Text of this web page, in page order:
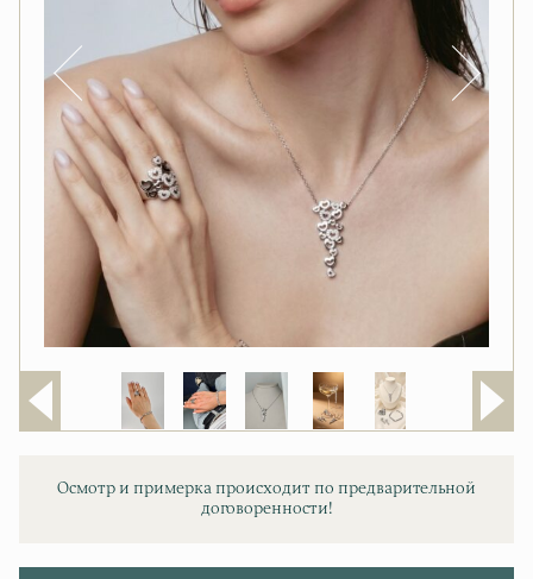
Осмотр и примерка происходит по предварительной
договоренности!